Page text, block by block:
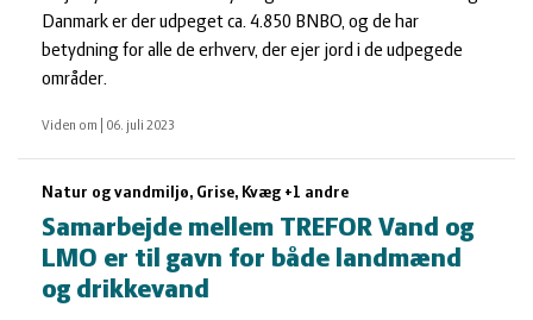
Danmark er der udpeget ca. 4.850 BNBO, og de har
betydning for alle de erhverv, der ejer jord i de udpegede
områder.
Viden om 06. juli 2023
Natur og vandmiljø, Grise, Kvæg +1 andre
Samarbejde mellem TREFOR Vand og
LMO er til gavn for både landmænd
og drikkevand